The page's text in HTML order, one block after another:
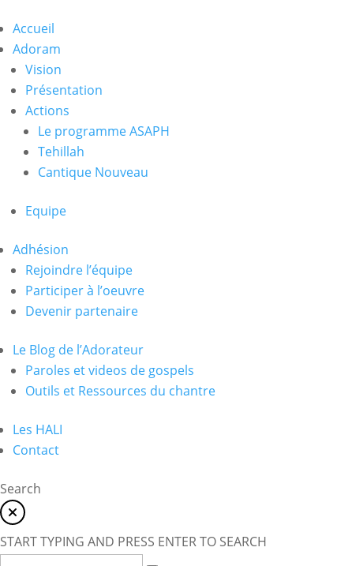
Accueil
Adoram
Vision
Présentation
Actions
Le programme ASAPH
Tehillah
Cantique Nouveau
Equipe
Adhésion
Rejoindre l’équipe
Participer à l’oeuvre
Devenir partenaire
Le Blog de l’Adorateur
Paroles et videos de gospels
Outils et Ressources du chantre
Les HALI
Contact
Search
START TYPING AND PRESS ENTER TO SEARCH